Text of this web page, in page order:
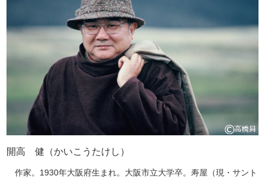
開高 健（かいこうたけし）
作家。1930年大阪府生まれ。大阪市立大学卒。寿屋（現・サント